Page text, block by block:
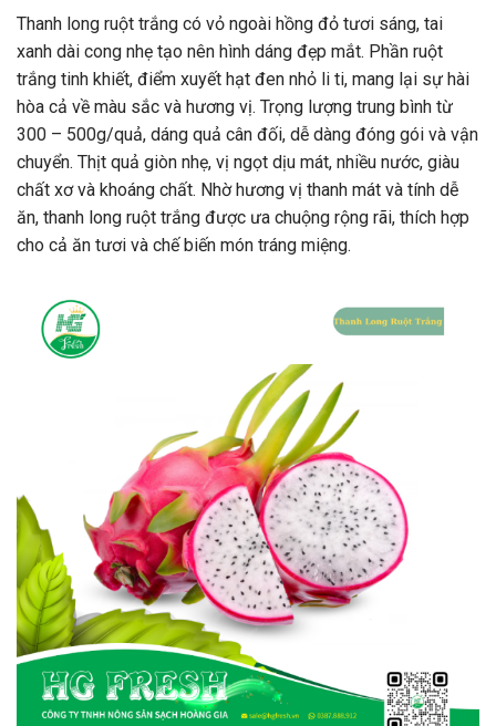
Thanh long ruột trắng có vỏ ngoài hồng đỏ tươi sáng, tai
xanh dài cong nhẹ tạo nên hình dáng đẹp mắt. Phần ruột
trắng tinh khiết, điểm xuyết hạt đen nhỏ li ti, mang lại sự hài
hòa cả về màu sắc và hương vị. Trọng lượng trung bình từ
300 – 500g/quả, dáng quả cân đối, dễ dàng đóng gói và vận
chuyển. Thịt quả giòn nhẹ, vị ngọt dịu mát, nhiều nước, giàu
chất xơ và khoáng chất. Nhờ hương vị thanh mát và tính dễ
ăn, thanh long ruột trắng được ưa chuộng rộng rãi, thích hợp
cho cả ăn tươi và chế biến món tráng miệng.